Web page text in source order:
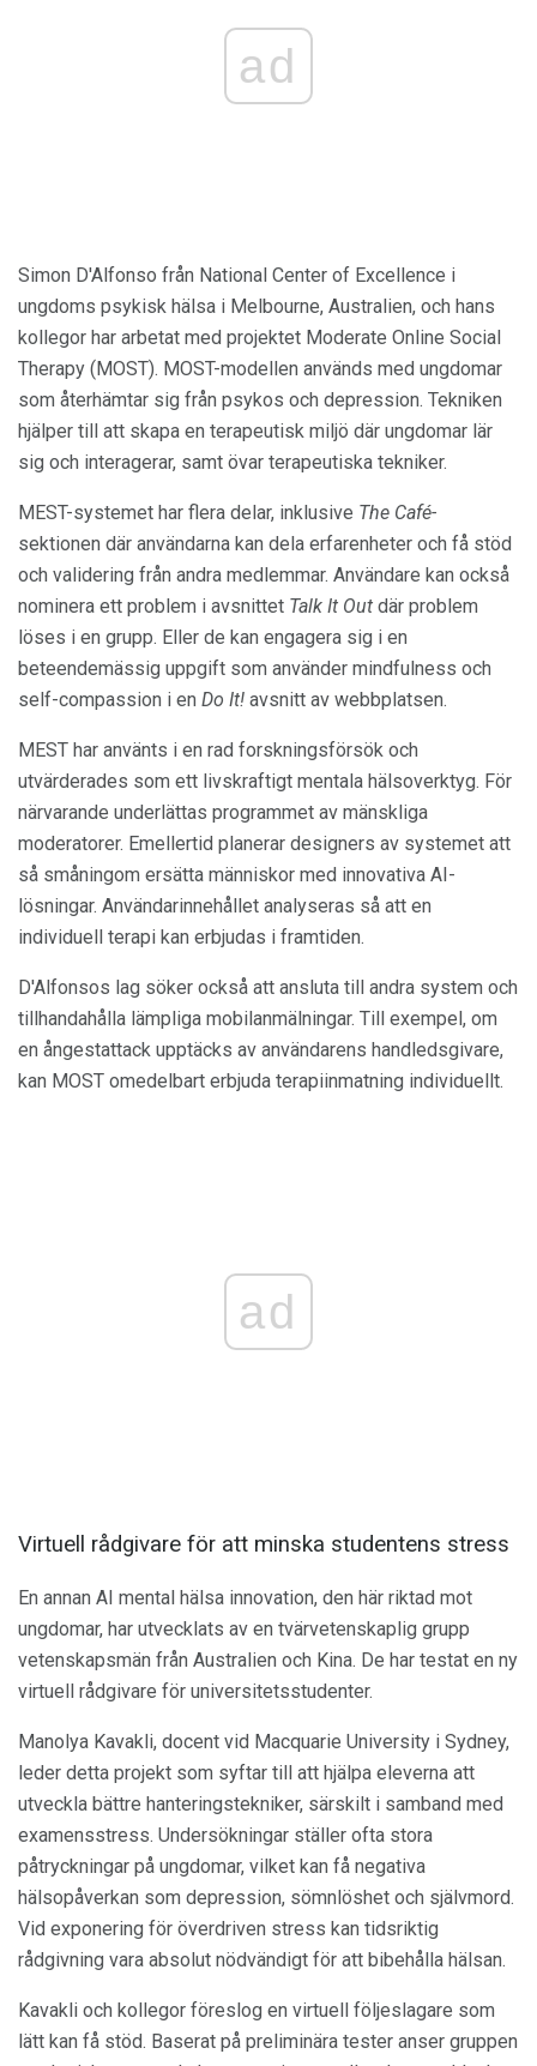
ad
Simon D'Alfonso från National Center of Excellence i
ungdoms psykisk hälsa i Melbourne, Australien, och hans
kollegor har arbetat med projektet Moderate Online Social
Therapy (MOST). MOST-modellen används med ungdomar
som återhämtar sig från psykos och depression. Tekniken
hjälper till att skapa en terapeutisk miljö där ungdomar lär
sig och interagerar, samt övar terapeutiska tekniker.
MEST-systemet har flera delar, inklusive The Café-
sektionen där användarna kan dela erfarenheter och få stöd
och validering från andra medlemmar. Användare kan också
nominera ett problem i avsnittet Talk It Out där problem
löses i en grupp. Eller de kan engagera sig i en
beteendemässig uppgift som använder mindfulness och
self-compassion i en Do It! avsnitt av webbplatsen.
MEST har använts i en rad forskningsförsök och
utvärderades som ett livskraftigt mentala hälsoverktyg. För
närvarande underlättas programmet av mänskliga
moderatorer. Emellertid planerar designers av systemet att
så småningom ersätta människor med innovativa AI-
lösningar. Användarinnehållet analyseras så att en
individuell terapi kan erbjudas i framtiden.
D'Alfonsos lag söker också att ansluta till andra system och
tillhandahålla lämpliga mobilanmälningar. Till exempel, om
en ångestattack upptäcks av användarens handledsgivare,
kan MOST omedelbart erbjuda terapiinmatning individuellt.
ad
Virtuell rådgivare för att minska studentens stress
En annan AI mental hälsa innovation, den här riktad mot
ungdomar, har utvecklats av en tvärvetenskaplig grupp
vetenskapsmän från Australien och Kina. De har testat en ny
virtuell rådgivare för universitetsstudenter.
Manolya Kavakli, docent vid Macquarie University i Sydney,
leder detta projekt som syftar till att hjälpa eleverna att
utveckla bättre hanteringstekniker, särskilt i samband med
examensstress. Undersökningar ställer ofta stora
påtryckningar på ungdomar, vilket kan få negativa
hälsopåverkan som depression, sömnlöshet och självmord.
Vid exponering för överdriven stress kan tidsriktig
rådgivning vara absolut nödvändigt för att bibehålla hälsan.
Kavakli och kollegor föreslog en virtuell följeslagare som
lätt kan få stöd. Baserat på preliminära tester anser gruppen